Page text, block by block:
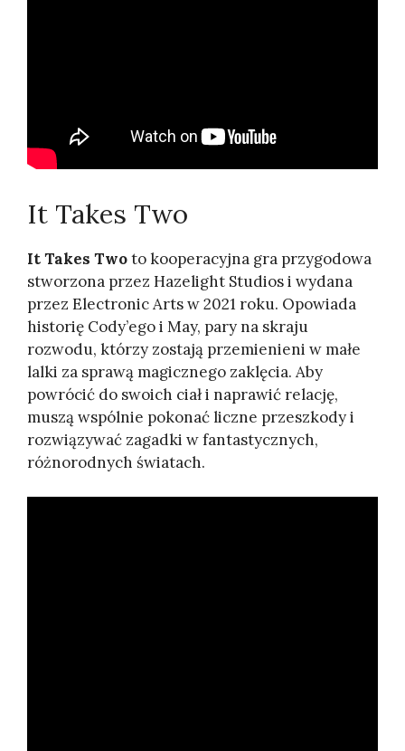
It Takes Two
It Takes Twoto kooperacyjna gra przygodowa
stworzona przez Hazelight Studios i wydana
przez Electronic Arts w 2021 roku. Opowiada
historię Cody’ego i May, pary na skraju
rozwodu, którzy zostają przemienieni w małe
lalki za sprawą magicznego zaklęcia. Aby
powrócić do swoich ciał i naprawić relację,
muszą wspólnie pokonać liczne przeszkody i
rozwiązywać zagadki w fantastycznych,
różnorodnych światach.